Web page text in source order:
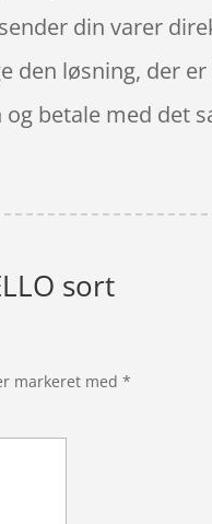
din varer
den løsning, der
betale med det
sort
markeret med*